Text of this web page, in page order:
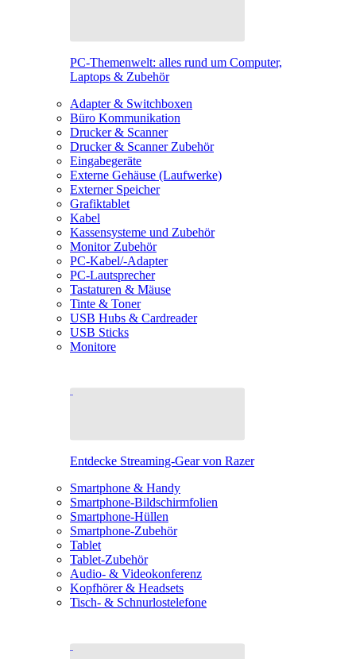
PC-Themenwelt: alles rund um Computer,
Laptops & Zubehör
Adapter & Switchboxen
Büro Kommunikation
Drucker & Scanner
Drucker & Scanner Zubehör
Eingabegeräte
Externe Gehäuse (Laufwerke)
Externer Speicher
Grafiktablet
Kabel
Kassensysteme und Zubehör
Monitor Zubehör
PC-Kabel/-Adapter
PC-Lautsprecher
Tastaturen & Mäuse
Tinte & Toner
USB Hubs & Cardreader
USB Sticks
Monitore
Entdecke Streaming-Gear von Razer
Smartphone & Handy
Smartphone-Bildschirmfolien
Smartphone-Hüllen
Smartphone-Zubehör
Tablet
Tablet-Zubehör
Audio- & Videokonferenz
Kopfhörer & Headsets
Tisch- & Schnurlostelefone